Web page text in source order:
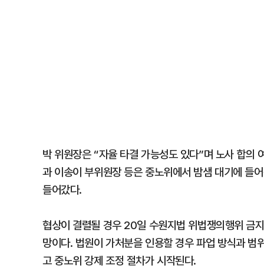
박 위원장은 “자율 타결 가능성도 있다”며 노사 합의
과 이송이 부위원장 등은 중노위에서 밤샘 대기에 들
들어갔다.
협상이 결렬될 경우 20일 수원지법 위법쟁의행위 금
망이다. 법원이 가처분을 인용할 경우 파업 방식과
고 중노위 강제 조정 절차가 시작된다.